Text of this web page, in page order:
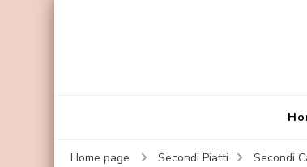
Home page Secondi Piatti Secondi